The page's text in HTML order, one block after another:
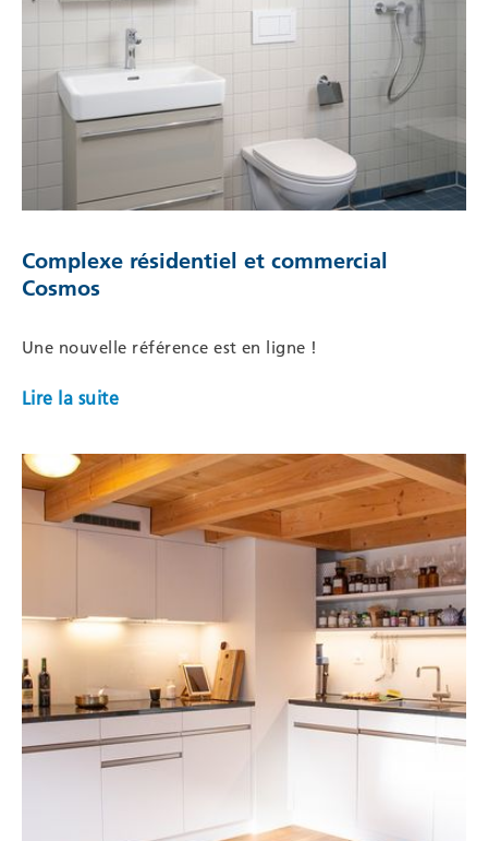
Complexe résidentiel et commercial
Cosmos
Une nouvelle référence est en ligne !
Lire la suite